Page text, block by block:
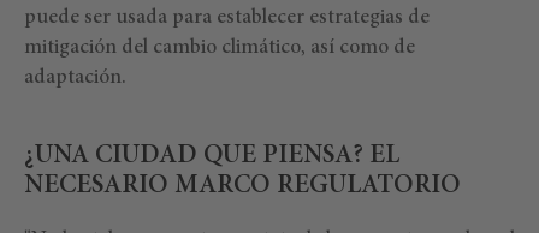
puede ser usada para establecer estrategias de
mitigación del cambio climático, así como de
adaptación.
¿UNA CIUDAD QUE PIENSA? EL
NECESARIO MARCO REGULATORIO